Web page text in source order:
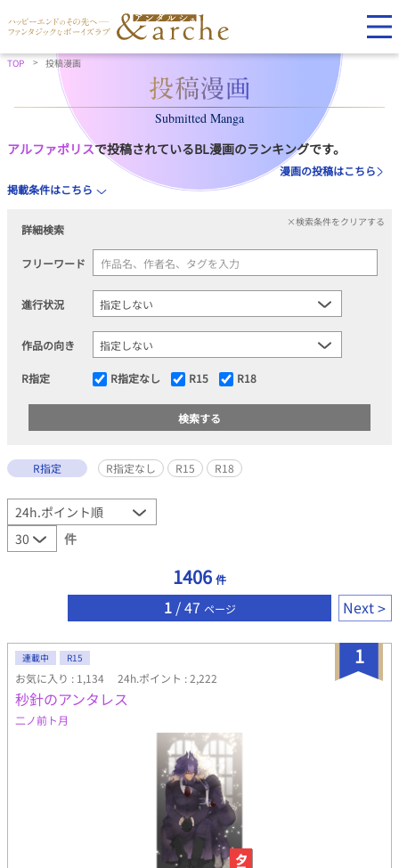
TOP 投稿漫画
Submitted Manga
アルファポリスで投稿されているBL漫画のランキングです。
漫画の投稿はこちら
掲載条件はこちら
詳細検索
×検索条件をクリアする
フリーワード
進行状況
作品の向き
R指定 R指定なし R15 R18
R指定 R指定なし R15 R18
件
1406 件
1/ 47 ページ Next
1
連載中 R15
お気に入り : 1,134 24h.ポイント : 2,222
秒針のアンタレス
二ノ前ト月